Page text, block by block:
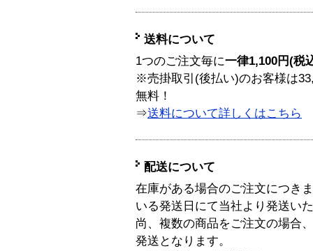
送料について
1つのご注文毎に一律1,100円(税
※売掛取引(後払い)のお客様は
無料！
⇒送料について詳しくはこちら
配送について
在庫がある場合のご注文につき
いる発送日にて当社より発送い
尚、複数の商品をご注文の場合
発送となります。